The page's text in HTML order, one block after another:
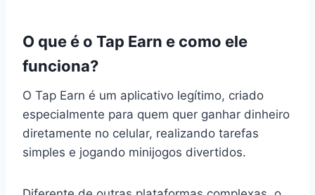
O que é o Tap Earn e como ele
funciona?
O Tap Earn é um aplicativo legítimo, criado
especialmente para quem quer ganhar dinheiro
diretamente no celular, realizando tarefas
simples e jogando minijogos divertidos.